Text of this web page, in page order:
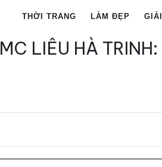
THỜI TRANG LÀM ĐẸP
MC LIÊU HÀ